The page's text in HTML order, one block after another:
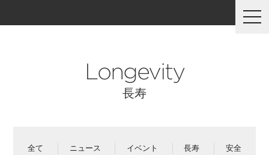
Longevity
長寿
全て ニュース イベント 長寿 安全